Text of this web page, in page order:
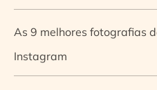
As 9 melhores fotografias
Instagram